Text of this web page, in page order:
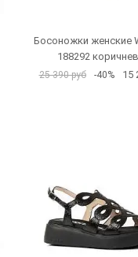
Босоножки женские
188292
25 390 руб -40% 15